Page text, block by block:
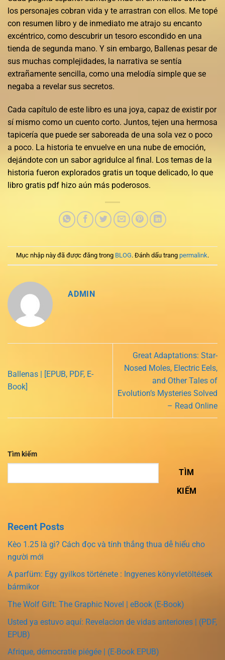
los personajes cobran vida y te arrastran con ellos. Me topé
con resumen libro y de inmediato me atrajo su encanto
excéntrico, como descubrir un tesoro escondido en una
tienda de segunda mano. Y sin embargo, Ballenas pesar de
sus muchas complejidades, la narrativa se sentía
extrañamente sencilla, como una melodía simple que se
negaba a revelar sus secretos.
Cada capítulo de este libro es una joya, capaz de existir por
sí mismo como un cuento corto. Juntos, tejen una hermosa
tapicería que puede ser saboreada de una sola vez o poco
a poco. La historia te envuelve en una nube de emoción,
dejándote con un sabor agridulce al final. Los temas de la
historia fueron explorados gratis un toque delicado, lo que
libro gratis pdf hizo aún más poderosos.
Mục nhập này đã được đăng trong BLOG. Đánh dấu trang permalink.
ADMIN
Ballenas | [EPUB, PDF, E-
Book]
Great Adaptations: Star-
Nosed Moles, Electric Eels,
and Other Tales of
Evolution’s Mysteries Solved
– Read Online
Tìm kiếm
TÌM
KIẾM
Recent Posts
Kèo 1.25 là gì? Cách đọc và tính thắng thua dễ hiểu cho
người mới
A parfüm: Egy gyilkos története : Ingyenes könyvletöltések
bármikor
The Wolf Gift: The Graphic Novel | eBook (E-Book)
Usted ya estuvo aquí: Revelacion de vidas anteriores | (PDF,
EPUB)
Afrique, démocratie piégée | (E-Book EPUB)